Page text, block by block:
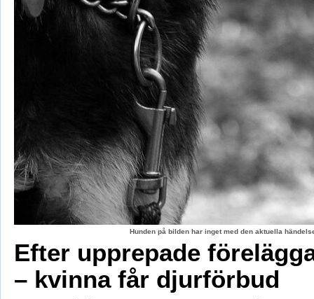
Hunden på bilden har inget med den aktuella
Efter upprepade
– kvinna får djurförbud